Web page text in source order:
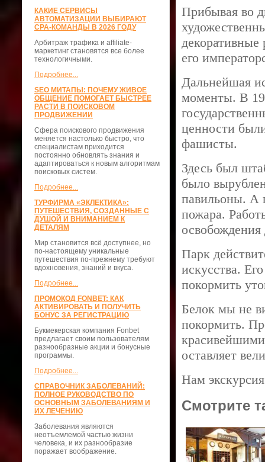
КАКИЕ СЕРВИСЫ
АВТОМАТИЗАЦИИ ВЫБИРАЮТ
CPA-КОМАНДЫ В 2026 ГОДУ
Арбитраж трафика и affiliate-
маркетинг становятся все более
технологичными.
Подробнее...
SEO МИТАПЫ: ПОЧЕМУ ЖИВОЕ
ОБЩЕНИЕ ПОМОГАЕТ БЫСТРЕЕ
РАСТИ В ПОИСКОВОМ
ПРОДВИЖЕНИИ
Сфера поискового продвижения
меняется настолько быстро, что
специалистам приходится
постоянно обновлять знания и
адаптироваться к новым алгоритмам
поисковых систем.
Подробнее...
ТУРФИРМА «ЭКЛЕКТИКА»:
ПУТЕШЕСТВИЯ, СОЗДАННЫЕ С
ДУШОЙ И ВНИМАНИЕМ К
ДЕТАЛЯМ
Мир становится всё доступнее, но
по-настоящему уникальные
путешествия по-прежнему требуют
вдохновения, знаний и вкуса.
Подробнее...
ПРОМОКОД FONBET: КАК
АКТИВИРОВАТЬ И ПОЛУЧИТЬ
БОНУС ЗА РЕГИСТРАЦИЮ
Букмекерская компания Fonbet
предлагает своим пользователям
разнообразные акции и бонусные
программы.
Подробнее...
СПРАВОЧНИК ЗАБОЛЕВАНИЙ:
ПОЛНОЕ РУКОВОДСТВО ПО
ОСНОВНЫМ ЗАБОЛЕВАНИЯМ И
ИХ ЛЕЧЕНИЮ
Заболевания являются
неотъемлемой частью жизни
человека, и их разнообразие
поражает воображение.
Прибывая во
декоративные
его
Дальнейшая
моменты. В
ценности
фашисты.
Здесь был
было
павильоны. А
пожара.
Парк
искусства.
покормить
Белок мы не
покормить.
оставляет
Нам
Смотрите